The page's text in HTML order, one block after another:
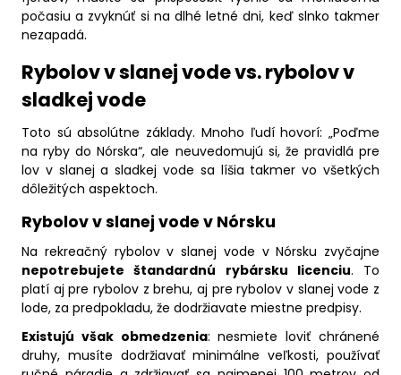
počasiu a zvyknúť si na dlhé letné dni, keď slnko takmer
nezapadá.
Rybolov v slanej vode vs. rybolov v
sladkej vode
Toto sú absolútne základy. Mnoho ľudí hovorí: „Poďme
na ryby do Nórska“, ale neuvedomujú si, že pravidlá pre
lov v slanej a sladkej vode sa líšia takmer vo všetkých
dôležitých aspektoch.
Rybolov v slanej vode v Nórsku
Na rekreačný rybolov v slanej vode v Nórsku zvyčajne
nepotrebujete štandardnú rybársku licenciu. To
platí aj pre rybolov z brehu, aj pre rybolov v slanej vode z
lode, za predpokladu, že dodržiavate miestne predpisy.
Existujú však obmedzenia: nesmiete loviť chránené
druhy, musíte dodržiavať minimálne veľkosti, používať